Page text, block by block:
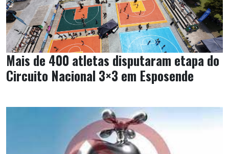
Mais de 400 atletas disputaram etapa do
Circuito Nacional 3×3 em Esposende